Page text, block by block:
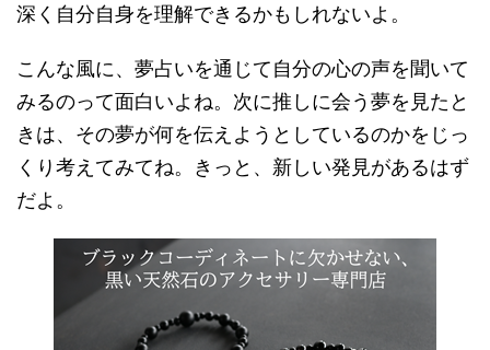
深く自分自身を理解できるかもしれないよ。
こんな風に、夢占いを通じて自分の心の声を聞いて
みるのって面白いよね。次に推しに会う夢を見たと
きは、その夢が何を伝えようとしているのかをじっ
くり考えてみてね。きっと、新しい発見があるはず
だよ。